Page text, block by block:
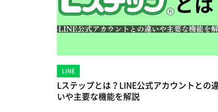
LINE
Lステップとは？LINE公式アカウントとの
いや主要な機能を解説